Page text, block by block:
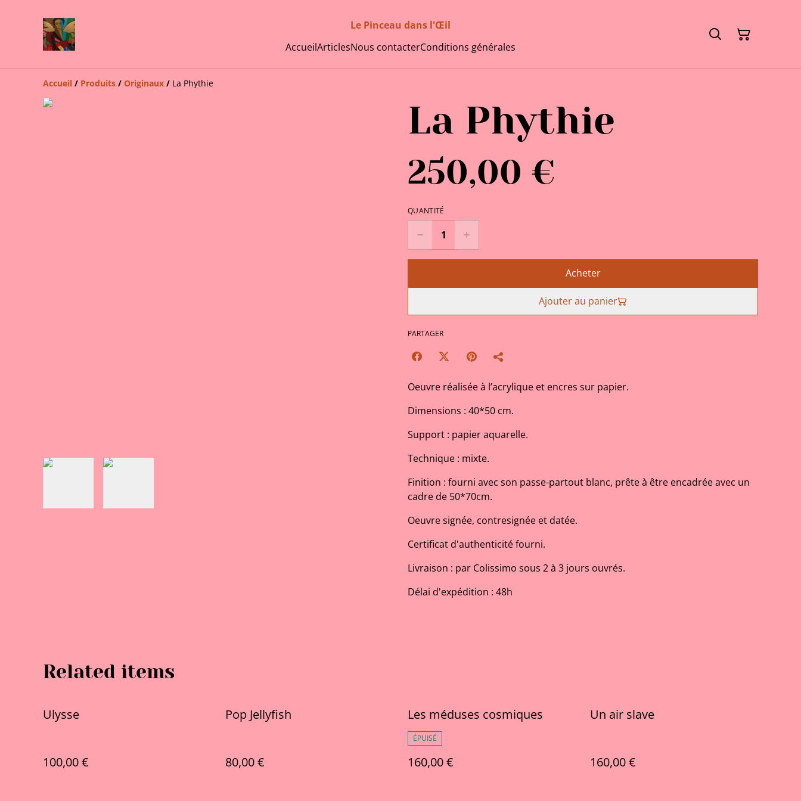
Le Pinceau dans l'Œil
AccueilArticlesNous contacterConditions générales
Accueil / Produits / Originaux / La Phythie
La Phythie
250,00 €
QUANTITÉ
Acheter
Ajouter au panier
PARTAGER
Oeuvre réalisée à l’acrylique et encres sur papier.
Dimensions : 40*50 cm.
Support : papier aquarelle.
Technique : mixte.
Finition : fourni avec son passe-partout blanc, prête à être encadrée avec un
cadre de 50*70cm.
Oeuvre signée, contresignée et datée.
Certificat d'authenticité fourni.
Livraison : par Colissimo sous 2 à 3 jours ouvrés.
Délai d'expédition : 48h
Related items
Ulysse
100,00 €
Pop Jellyfish
80,00 €
Les méduses cosmiques
ÉPUISÉ
160,00 €
Un air slave
160,00 €